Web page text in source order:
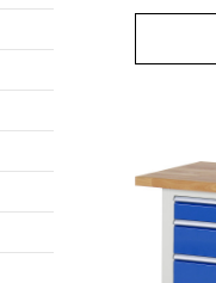
x 2 mm)
und
Anti-